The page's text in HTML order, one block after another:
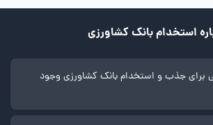
استخدام بانک کشاورزی
برای جذب و استخدام بانک کشاورزی وجود